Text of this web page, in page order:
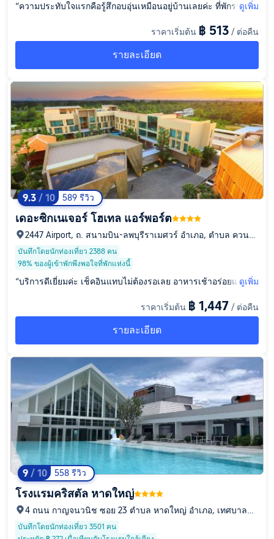
“ความประทับใจแรกคือรู้สึกอบอุ่นเหมือนอยู่บ้านเลยค่ะ ที่พักราคาป
ที่ให้นั่งเล่นส่วนตัวมากขึ้นเวลาลงมาดื่มเครื่องดื่มฟรีตอนเช้า หรือห
ไม่มีกลิ่นอับเลยค่ะ เพราะพัดลมดูดอากาศดีมากจริงๆ เดินจากลีการ์
หว่างทางเยอะเลยค่ะ แรงดันน้ำดีเยี่ยม เตียงนุ่ม หมอนดีมาก ประส
บการณ์ที่ได้รับคุ้มค่าเกินราคาที่จ่ายไป และโดยรวมแล้วสมควรได้
รับการชื่นชมค่ะ”
ดูเพิ่ม
ราคาเริ่มต้น ฿ 513 / ต่อคืน
รายละเอียด
9.3 / 10 589 รีวิว
เดอะซิกเนเจอร์ โฮเทล แอร์พอร์ต
2447 Airport, ถ. สนามบิน-ลพบุรีราเมศวร์ อำเภอ, ตำบล ควนลัง
, จังหวัดสงขลา, 90110
บันทึกโดยนักท่องเที่ยว 2388 คน
98% ของผู้เข้าพักพึงพอใจที่พักแห่งนี้
“บริการดีเยี่ยมค่ะ เช็คอินแทบไม่ต้องรอเลย อาหารเช้าอร่อยและหล
มือนอยู่บ้านเลย เงียบสงบมาก ถ้ามีโอกาสจะกลับมาพักอีกหลายๆ วั
ดูเพิ่ม
ราคาเริ่มต้น ฿ 1,447 / ต่อคืน
รายละเอียด
9 / 10 558 รีวิว
โรงเเรมคริสตัล หาดใหญ่
4 ถนน กาญจนวนิช ซอย 23 ตำบล หาดใหญ่ อำเภอ, เทศบาลนค
รหาดใหญ่, จังหวัดสงขลา, 90110
บันทึกโดยนักท่องเที่ยว 3501 คน